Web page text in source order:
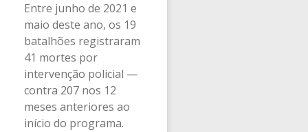
Entre junho de 2021 e
maio deste ano, os 19
batalhões registraram
41 mortes por
intervenção policial —
contra 207 nos 12
meses anteriores ao
início do programa.